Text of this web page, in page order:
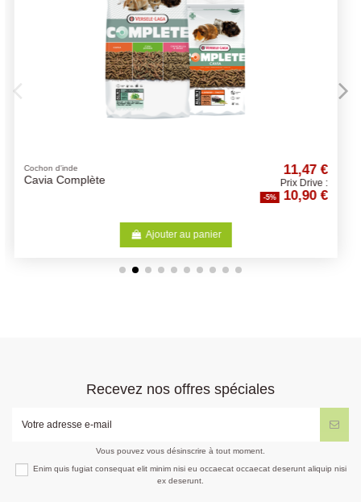
11,47 €
Prix Drive :
Selective Naturals -
Ajouter au panier
Recevez nos offres spéciales
Vous pouvez vous désinscrire à tout moment.
Enim quis fugiat consequat elit minim nisi eu occaecat occaecat deserunt aliquip nisi
ex deserunt.